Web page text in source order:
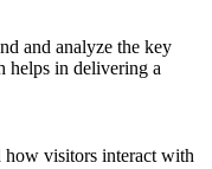
and analyze the key
helps in delivering a
how visitors interact with